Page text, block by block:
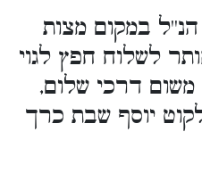
במקום מצות
לשלוח חפץ לגוי
דרכי שלום,
יוסף שבת כרך